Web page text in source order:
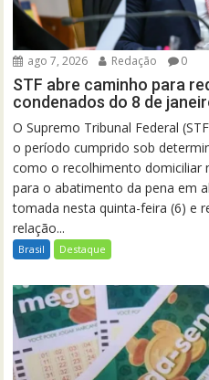
ago 7, 2026 Redação 0
STF abre caminho para
condenados do 8 de
O Supremo Tribunal Federal
o período cumprido sob
como o recolhimento domiciliar
para o abatimento da pena em
tomada nesta quinta-feira (6) e
relação...
Brasil Destaque